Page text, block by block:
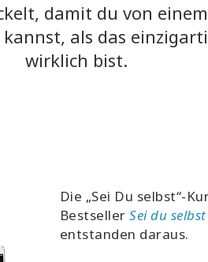
damit du von
als das
wirklich bist.
Die „Sei Du selbst“-
Bestseller Sei du
entstanden daraus.